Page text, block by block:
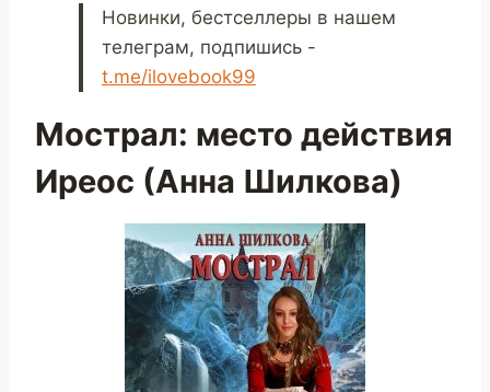
Новинки, бестселлеры в нашем
телеграм, подпишись -
t.me/ilovebook99
Мострал: место действия
Иреос (Анна Шилкова)